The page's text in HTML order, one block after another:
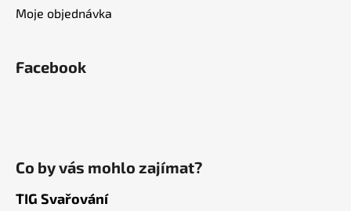
Moje objednávka
Facebook
Co by vás mohlo zajímat?
TIG Svařování